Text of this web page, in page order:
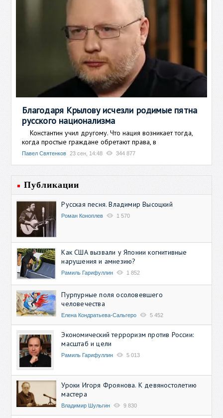
Благодаря Крылову исчезли родимые пятна
русского национализма
Константин учил другому. Что нация возникает тогда,
когда простые граждане обретают права, в
Павел Святенков 23 сен, 14:48 344 877
Публикации
Русская песня. Владимир Высоцкий
Роман Коноплев 1 570
Как США вызвали у Японии когнитивные
нарушения и амнезию?
Рамиль Гарифуллин 1 852
Пурпурные поля осоловевшего
человечества
Елена Кондратьева-Сальгеро 5 452
Экономический терроризм против России:
масштаб и цели
Рамиль Гарифуллин 5 013
Уроки Игоря Фроянова. К девяностолетию
мастера
Владимир Шульгин 9 830